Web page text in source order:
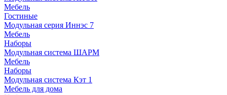
Мебель
Гостиные
Модульная серия Иннэс 7
Мебель
Наборы
Модульная система ШАРМ
Мебель
Наборы
Модульная система Кэт 1
Мебель для дома